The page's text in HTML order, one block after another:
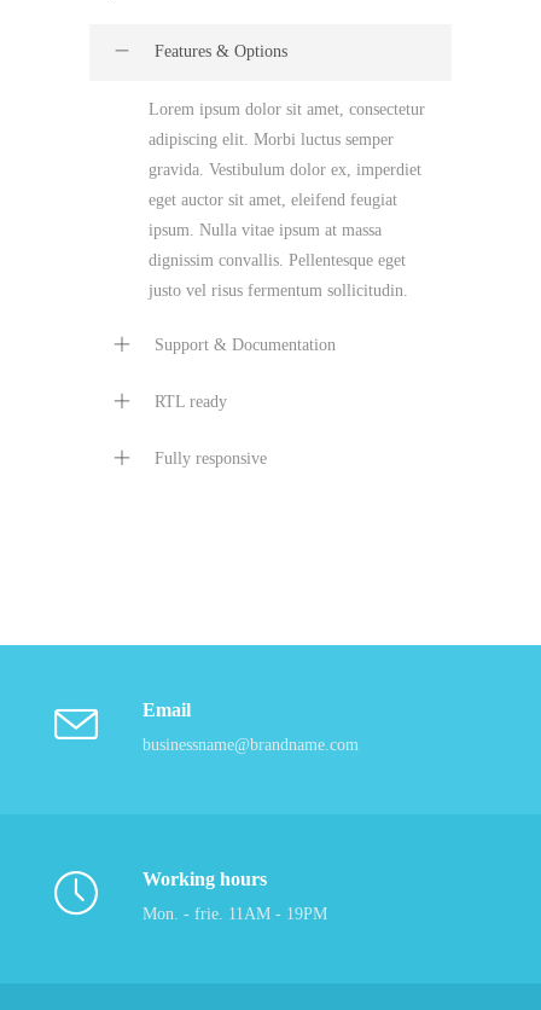
Features & Options
Lorem ipsum dolor sit amet, consectetur
adipiscing elit. Morbi luctus semper
gravida. Vestibulum dolor ex, imperdiet
eget auctor sit amet, eleifend feugiat
ipsum. Nulla vitae ipsum at massa
dignissim convallis. Pellentesque eget
justo vel risus fermentum sollicitudin.
Support & Documentation
RTL ready
Fully responsive
Email
businessname@brandname.com
Working hours
Mon. - frie. 11AM - 19PM